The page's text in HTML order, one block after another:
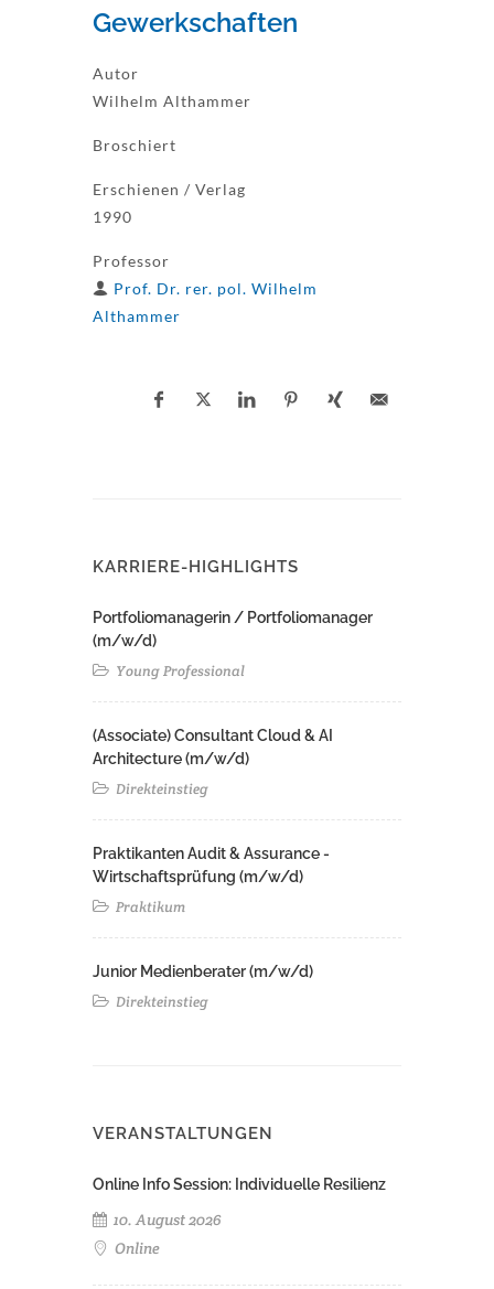
Gewerkschaften
Autor
Wilhelm Althammer
Broschiert
Erschienen / Verlag
1990
Professor
Prof. Dr. rer. pol. Wilhelm
Althammer
KARRIERE-HIGHLIGHTS
Portfoliomanagerin / Portfoliomanager
(m/w/d)
Young Professional
(Associate) Consultant Cloud & AI
Architecture (m/w/d)​ ​
Direkteinstieg
Praktikanten Audit & Assurance -
Wirtschaftsprüfung (m/w/d)
Praktikum
Junior Medienberater (m/w/d)
Direkteinstieg
VERANSTALTUNGEN
Online Info Session: Individuelle Resilienz
10. August 2026
Online